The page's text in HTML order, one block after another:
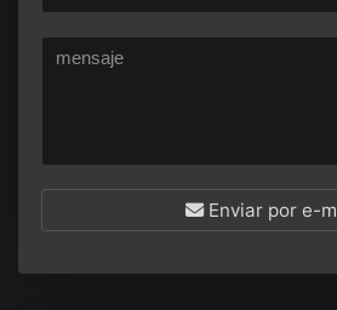
Enviar por e-